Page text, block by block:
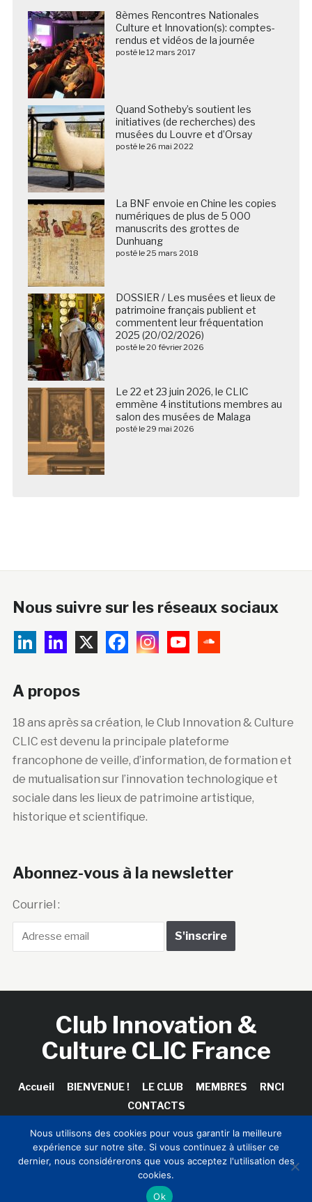
8èmes Rencontres Nationales
Culture et Innovation(s): comptes-
rendus et vidéos de la journée
posté le 12 mars 2017
Quand Sotheby’s soutient les
initiatives (de recherches) des
musées du Louvre et d’Orsay
posté le 26 mai 2022
La BNF envoie en Chine les copies
numériques de plus de 5 000
manuscrits des grottes de
Dunhuang
posté le 25 mars 2018
DOSSIER / Les musées et lieux de
patrimoine français publient et
commentent leur fréquentation
2025 (20/02/2026)
posté le 20 février 2026
Le 22 et 23 juin 2026, le CLIC
emmène 4 institutions membres au
salon des musées de Malaga
posté le 29 mai 2026
Nous suivre sur les réseaux sociaux
A propos
18 ans après sa création, le Club Innovation & Culture
CLIC est devenu la principale plateforme
francophone de veille, d’information, de formation et
de mutualisation sur l’innovation technologique et
sociale dans les lieux de patrimoine artistique,
historique et scientifique.
Abonnez-vous à la newsletter
Courriel :
Club Innovation &
Culture CLIC France
Accueil BIENVENUE ! LE CLUB MEMBRES
RNCI
CONTACTS
Copyright © 2026 Club Innovation & Culture CLIC France /
Sinapses Conseils
Nous utilisons des cookies pour vous garantir la meilleure
expérience sur notre site. Si vous continuez à utiliser ce
dernier, nous considérerons que vous acceptez l'utilisation des
cookies.
Ok